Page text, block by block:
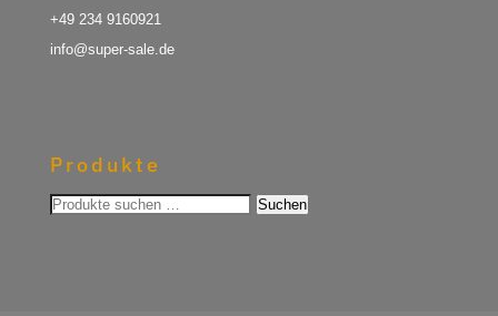
+49 234 9160921
info@super-sale.de
Produkte
Suchen
nach:
Suchen